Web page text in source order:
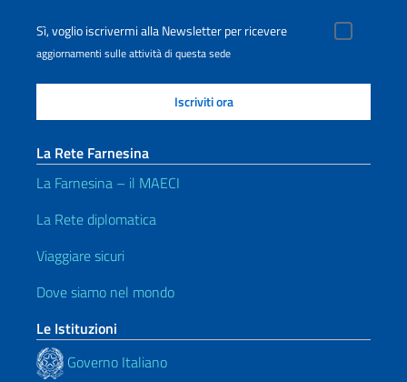
Sì, voglio iscrivermi alla Newsletter per ricevere
aggiornamenti sulle attività di questa sede
La Rete Farnesina
La Farnesina – il MAECI
La Rete diplomatica
Viaggiare sicuri
Dove siamo nel mondo
Le Istituzioni
Governo Italiano